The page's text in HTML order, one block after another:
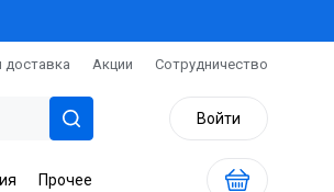
доставка Акции Сотрудничество
Войти
Прочее